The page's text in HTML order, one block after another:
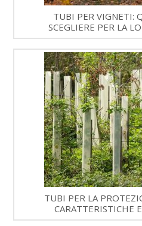
TUBI PER VIGNETI:
SCEGLIERE PER LA
TUBI PER LA
CARATTERISTICHE